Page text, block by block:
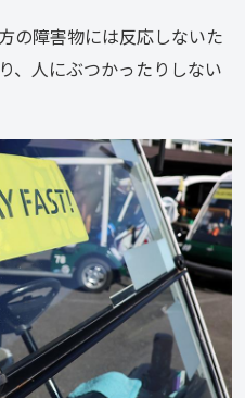
の障害物には反応しないた
、人にぶつかったりしない